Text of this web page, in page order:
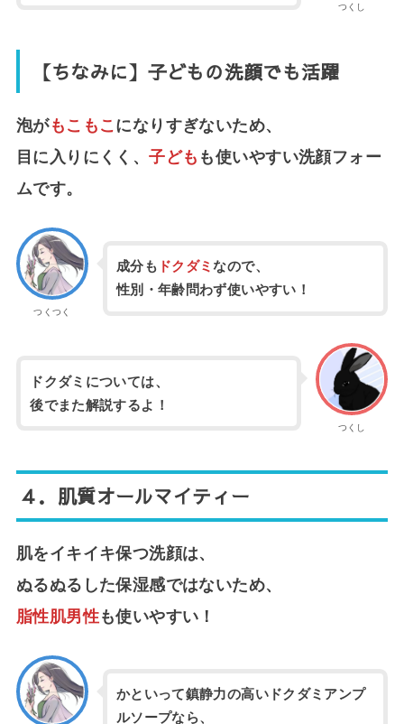
つくし
【ちなみに】子どもの洗顔でも活躍
泡がもこもこ になりすぎないため、
目に入りにくく、子ども も使いやすい洗顔フォー
ムです。
つくつく
成分も ドクダミなので、
性別・年齢問わず使いやすい！
つくし
ドクダミについては、
後でまた解説するよ！
４． 肌質オールマイティー
肌をイキイキ保つ洗顔は、
ぬるぬるした保湿感ではないため、
脂性肌男性も使いやすい！
かといって鎮静力の高いドクダミアンプ
ルソープなら、